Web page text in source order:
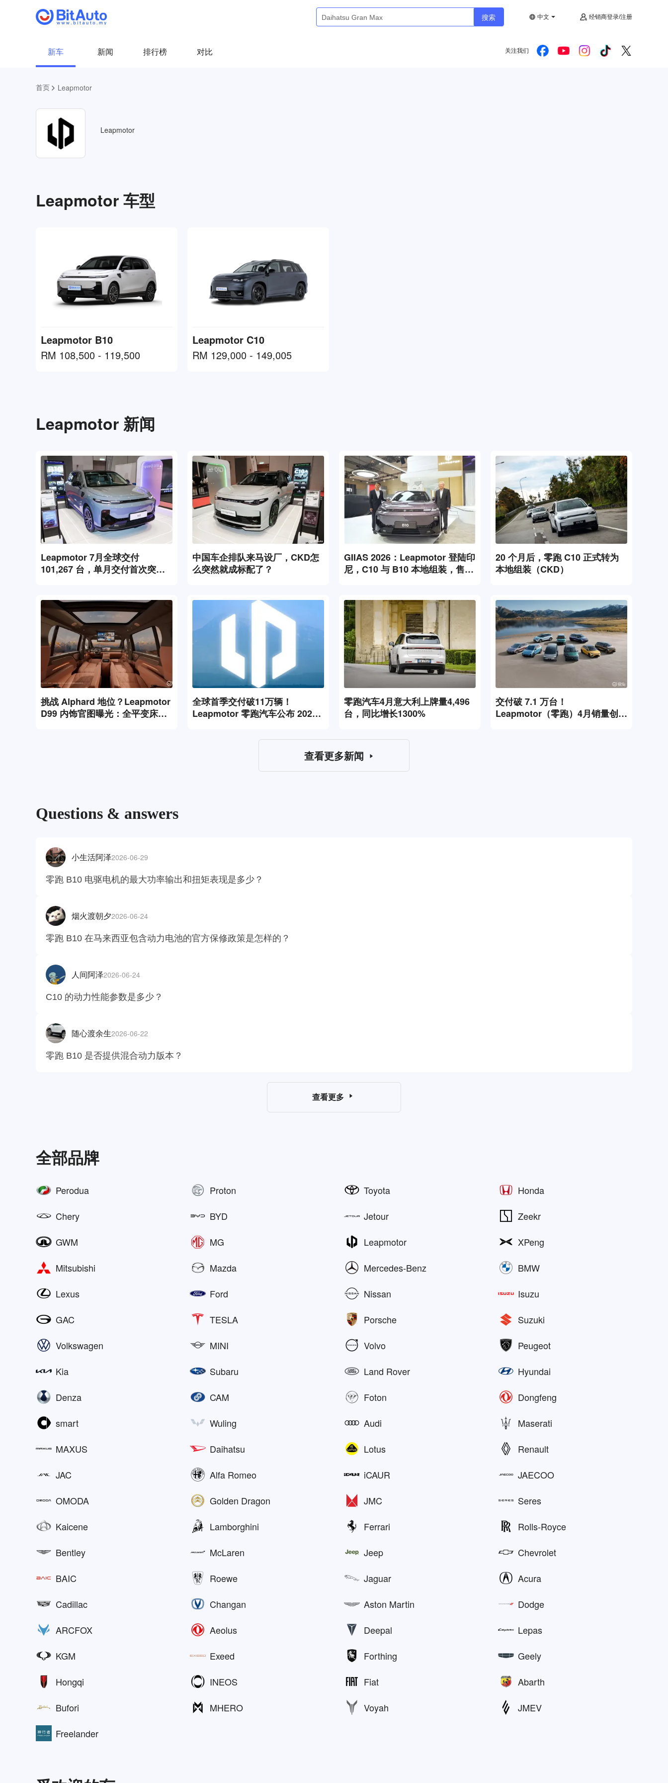
搜索 中文 经销商登录/注册
新车 新闻 排行榜 对比 关注我们
首页 Leapmotor
Leapmotor
Leapmotor 车型
Leapmotor B10
RM 108,500 - 119,500
Leapmotor C10
RM 129,000 - 149,005
Leapmotor 新闻
Leapmotor 7月全球交付
101,267 台，单月交付首次突破
中国车企排队来马设厂，CKD怎
么突然就成标配了？
GIIAS 2026：Leapmotor 登陆印
尼，C10 与 B10 本地组装，售价
20 个月后，零跑 C10 正式转为
本地组装（CKD）
挑战 Alphard 地位？Leapmotor
D99 内饰官图曝光：全平变床、
全球首季交付破11万辆！
Leapmotor 零跑汽车公布 2026
零跑汽车4月意大利上牌量4,496
台，同比增长1300%
交付破 7.1 万台！
Leapmotor（零跑）4月销量创新
查看更多新闻
Questions & answers
小生活阿泽2026-06-29
零跑 B10 电驱电机的最大功率输出和扭矩表现是多少？
烟火渡朝夕2026-06-24
零跑 B10 在马来西亚包含动力电池的官方保修政策是怎样的？
人间阿泽2026-06-24
C10 的动力性能参数是多少？
随心渡余生2026-06-22
零跑 B10 是否提供混合动力版本？
查看更多
全部品牌
Perodua Proton Toyota
Honda
Chery
BYD Jetour
Zeekr
GWM
MG Leapmotor
XPeng
Mitsubishi
Mazda Mercedes-Benz
BMW
Lexus
Ford Nissan
Isuzu
GAC
TESLA Porsche
Suzuki
Volkswagen
MINI Volvo
Peugeot
Kia
Subaru Land Rover
Hyundai
Denza
CAM Foton
Dongfeng
smart
Wuling Audi
Maserati
MAXUS
Daihatsu Lotus
Renault
JAC
Alfa Romeo iCAUR
JAECOO
OMODA
Golden Dragon JMC
Seres
Kaicene
Lamborghini Ferrari
Rolls-Royce
Bentley
McLaren Jeep
Chevrolet
BAIC
Roewe Jaguar
Acura
Cadillac
Changan Aston Martin
Dodge
ARCFOX
Aeolus Deepal
Lepas
KGM
Exeed Forthing
Geely
Hongqi
INEOS Fiat
Abarth
Bufori
MHERO Voyah
JMEV
Freelander